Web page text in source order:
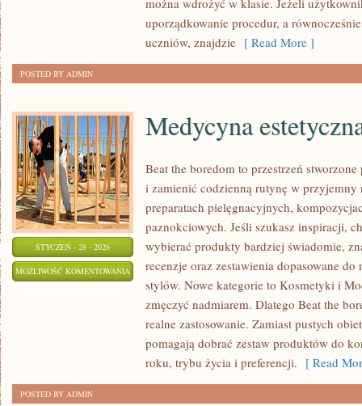
można wdrożyć w klasie. Jeżeli
uporządkowanie procedur, a
uczniów, znajdzie [ Read More ]
POSTED BY ADMIN
STYCZEŃ - 28 - 2026
MOŻLIWOŚĆ KOMENTOWANIA MEDYCYNA
ESTETYCZNA
Medycyna
Beat the boredom to przestrzeń
i zamienić codzienną rutynę w
preparatach pielęgnacyjnych,
paznokciowych. Jeśli szukasz inspiracji,
wybierać produkty bardziej świadomie,
recenzje oraz zestawienia dopasowane
stylów. Nowe kategorie to Kosmetyki i
zmęczyć nadmiarem. Dlatego Beat the
realne zastosowanie. Zamiast pustych
pomagają dobrać zestaw produktów do
roku, trybu życia i preferencji. [ Read
POSTED BY ADMIN